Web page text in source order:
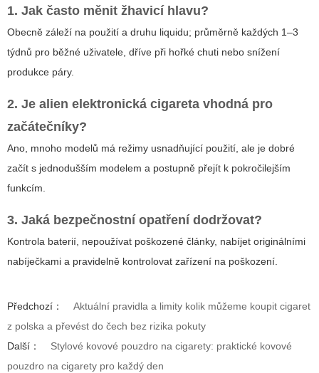
1. Jak často měnit žhavicí hlavu?
Obecně záleží na použití a druhu liquidu; průměrně každých 1–3
týdnů pro běžné uživatele, dříve při hořké chuti nebo snížení
produkce páry.
2. Je alien elektronická cigareta vhodná pro
začátečníky?
Ano, mnoho modelů má režimy usnadňující použití, ale je dobré
začít s jednodušším modelem a postupně přejít k pokročilejším
funkcím.
3. Jaká bezpečnostní opatření dodržovat?
Kontrola baterií, nepoužívat poškozené články, nabíjet originálními
nabíječkami a pravidelně kontrolovat zařízení na poškození.
Předchozí：
Aktuální pravidla a limity kolik můžeme koupit cigaret
z polska a převést do čech bez rizika pokuty
Další：
Stylové kovové pouzdro na cigarety: praktické kovové
pouzdro na cigarety pro každý den